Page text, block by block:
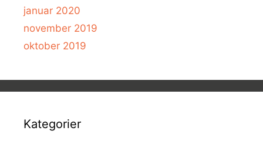
januar 2020
november 2019
oktober 2019
Kategorier